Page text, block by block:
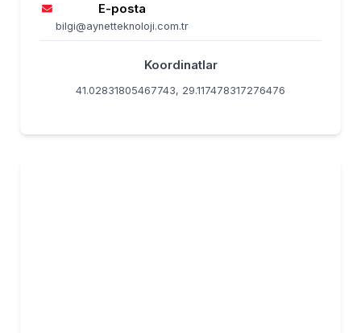
E-posta
bilgi@aynetteknoloji.com.tr
Koordinatlar
41.02831805467743, 29.117478317276476